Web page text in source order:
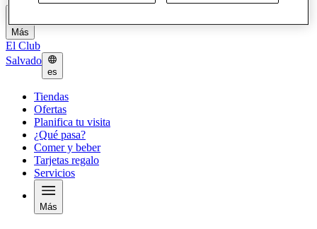
Más
El Club
Salvado
es
Tiendas
Ofertas
Planifica tu visita
¿Qué pasa?
Comer y beber
Tarjetas regalo
Servicios
Más